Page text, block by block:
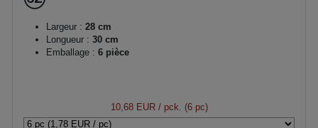
Largeur : 28 cm
Longueur : 30 cm
Emballage : 6 pièce
10,68 EUR/ pck. (6 pc)